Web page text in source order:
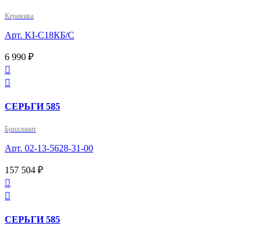
Керамика
Арт. KI-С18КБ/С
6 990 ₽


СЕРЬГИ 585
Бриллиант
Арт. 02-13-5628-31-00
157 504 ₽


СЕРЬГИ 585